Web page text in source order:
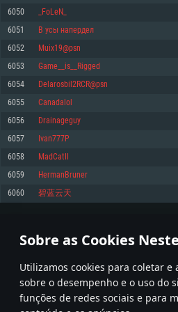
Sobre as Cookies
Utilizamos cookies para coletar e
sobre o desempenho e o uso do
funções de redes sociais e para
Memória: 4GB
Placa Gráfica: Placa com DirectX 11: AMD
GTX 660. Resolução mínima suportada:
Network: Internet de banda larga.
Disco: 23,1 GB
Recomendado
superior, Radeon RX 570 ou superior
Disco: 75,9 GB
Memória: 6 GB
Placa Gráfica: Intel Iris Pro 5200 (Mac),
Resolução mínima suportada: 720p com
Network: Internet de banda larga.
Disco: 21,5 GB
Recomendado
Network: Internet de banda larga.
Memória: 4 GB
Placa Gráfica: NVIDIA 660 com os drivers
meses) / equivalentes AMD com os drivers
Vulkan (não mais de 6 meses); Resolução
Network: Internet de banda larga.
Disco: 21,5 GB
Recomendado
Sistema Operativo: Ubuntu 20.04 64bit
Processador: Intel Core i7
Memória: 16 GB
Placa Gráfica: NVIDIA 1060 com os
meses) / equivalentes AMD (Radeon RX
Network: Internet de banda larga.
6050 _FoLeN_
6051 В усы напердел
6052 Muix19@psn
6053 Game__is__Rigged
6054 Delarosbil2RCR@psn
6055 Canadalol
6056 Drainageguy
6057 Ivan777P
6058 MadCatII
6059 HermanBruner
6060 碧蓝云天